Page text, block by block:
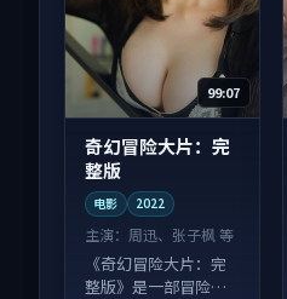
99:07
奇幻冒险大片：完
整版
电影 2022
主演： 周迅、张子枫 等
《奇幻冒险大片：完
整版》是一部冒险向